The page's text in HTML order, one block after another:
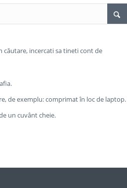
căutare, incercati sa tineti cont de
de exemplu: comprimat în loc de laptop.
un cuvânt cheie.